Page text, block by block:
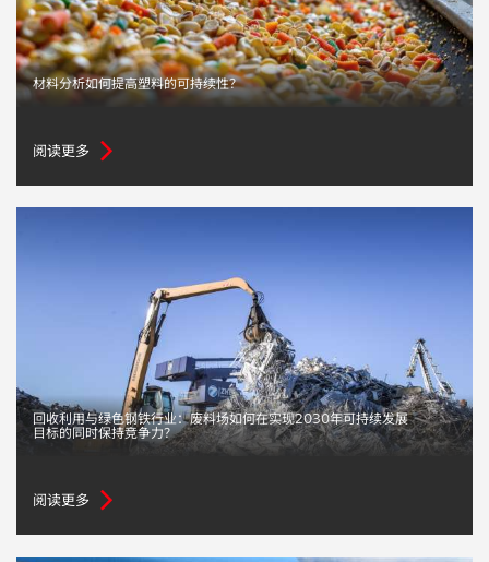
材料分析如何提高塑料的可持续性？
阅读更多
回收利用与绿色钢铁行业：废料场如何在实现2030年可持续发展
目标的同时保持竞争力？
阅读更多